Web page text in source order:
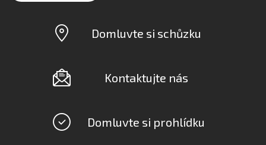
Domluvte si schůzku
Kontaktujte nás
Domluvte si prohlídku